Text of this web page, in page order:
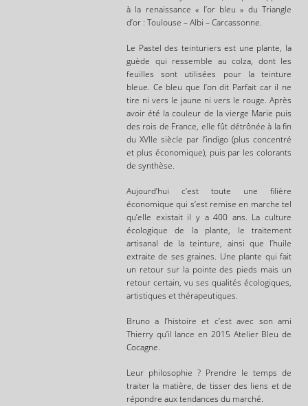
à la renaissance « l’or bleu » du Triangle
d’or : Toulouse – Albi – Carcassonne.
Le Pastel des teinturiers est une plante, la
guède qui ressemble au colza, dont les
feuilles sont utilisées pour la teinture
bleue. Ce bleu que l’on dit Parfait car il ne
tire ni vers le jaune ni vers le rouge. Après
avoir été la couleur de la vierge Marie puis
des rois de France, elle fût détrônée à la fin
du XVIIe siècle par l’indigo (plus concentré
et plus économique), puis par les colorants
de synthèse.
Aujourd’hui c’est toute une filière
économique qui s’est remise en marche tel
qu’elle existait il y a 400 ans. La culture
écologique de la plante, le traitement
artisanal de la teinture, ainsi que l’huile
extraite de ses graines. Une plante qui fait
un retour sur la pointe des pieds mais un
retour certain, vu ses qualités écologiques,
artistiques et thérapeutiques.
Bruno a l’histoire et c’est avec son ami
Thierry qu’il lance en 2015 Atelier Bleu de
Cocagne.
Leur philosophie ? Prendre le temps de
traiter la matière, de tisser des liens et de
répondre aux tendances du marché.